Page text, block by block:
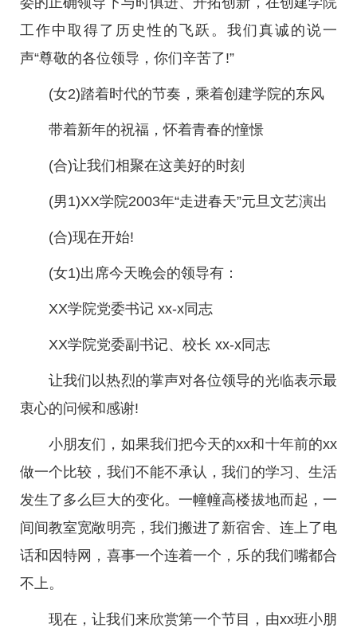
工作中取得了历史性的飞跃。我们真诚的说一
声“尊敬的各位领导，你们辛苦了!”
(女2)踏着时代的节奏，乘着创建学院的东风
带着新年的祝福，怀着青春的憧憬
(合)让我们相聚在这美好的时刻
(男1)XX学院2003年“走进春天”元旦文艺演出
(合)现在开始!
(女1)出席今天晚会的领导有：
XX学院党委书记 xx-x同志
XX学院党委副书记、校长 xx-x同志
让我们以热烈的掌声对各位领导的光临表示最
衷心的问候和感谢!
小朋友们，如果我们把今天的xx和十年前的xx
做一个比较，我们不能不承认，我们的学习、生活
发生了多么巨大的变化。一幢幢高楼拔地而起，一
间间教室宽敞明亮，我们搬进了新宿舍、连上了电
话和因特网，喜事一个连着一个，乐的我们嘴都合
不上。
现在，让我们来欣赏第一个节目，由xx班小朋